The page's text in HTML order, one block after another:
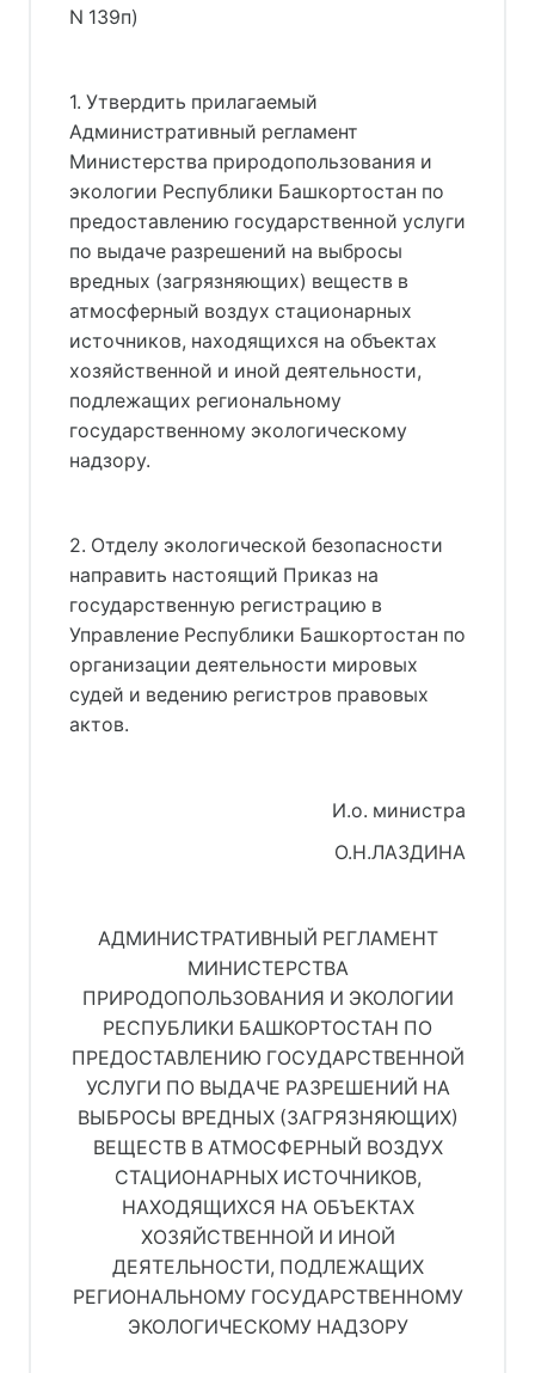
N 139п)
1. Утвердить прилагаемый
Административный регламент
Министерства природопользования и
экологии Республики Башкортостан по
предоставлению государственной услуги
по выдаче разрешений на выбросы
вредных (загрязняющих) веществ в
атмосферный воздух стационарных
источников, находящихся на объектах
хозяйственной и иной деятельности,
подлежащих региональному
государственному экологическому
надзору.
2. Отделу экологической безопасности
направить настоящий Приказ на
государственную регистрацию в
Управление Республики Башкортостан по
организации деятельности мировых
судей и ведению регистров правовых
актов.
И.о. министра
О.Н.ЛАЗДИНА
АДМИНИСТРАТИВНЫЙ РЕГЛАМЕНТ
МИНИСТЕРСТВА
ПРИРОДОПОЛЬЗОВАНИЯ И ЭКОЛОГИИ
РЕСПУБЛИКИ БАШКОРТОСТАН ПО
ПРЕДОСТАВЛЕНИЮ ГОСУДАРСТВЕННОЙ
УСЛУГИ ПО ВЫДАЧЕ РАЗРЕШЕНИЙ НА
ВЫБРОСЫ ВРЕДНЫХ (ЗАГРЯЗНЯЮЩИХ)
ВЕЩЕСТВ В АТМОСФЕРНЫЙ ВОЗДУХ
СТАЦИОНАРНЫХ ИСТОЧНИКОВ,
НАХОДЯЩИХСЯ НА ОБЪЕКТАХ
ХОЗЯЙСТВЕННОЙ И ИНОЙ
ДЕЯТЕЛЬНОСТИ, ПОДЛЕЖАЩИХ
РЕГИОНАЛЬНОМУ ГОСУДАРСТВЕННОМУ
ЭКОЛОГИЧЕСКОМУ НАДЗОРУ